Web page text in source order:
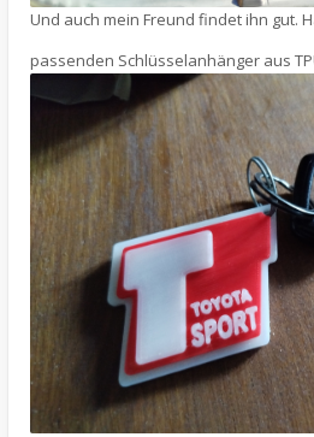
Und auch mein Freund findet ihn gut.
passenden Schlüsselanhänger aus